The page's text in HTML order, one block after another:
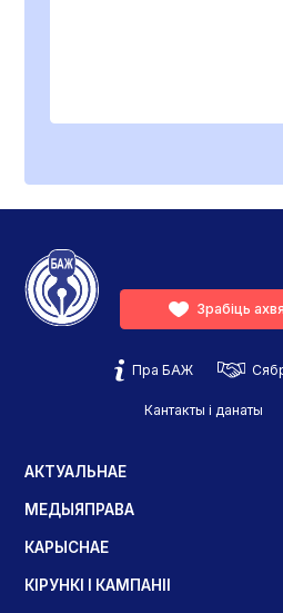
Зрабіць
Пра БАЖ
Кантакты і данаты
АКТУАЛЬНАЕ
МЕДЫЯПРАВА
КАРЫСНАЕ
КІРУНКІ І КАМПАНІІ